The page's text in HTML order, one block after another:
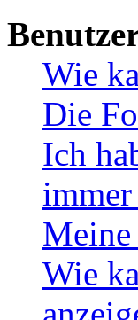
Wie
Die
Ich
Meine
Wie